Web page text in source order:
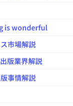
is wonderful
市場解説
版業界解説
事情解説